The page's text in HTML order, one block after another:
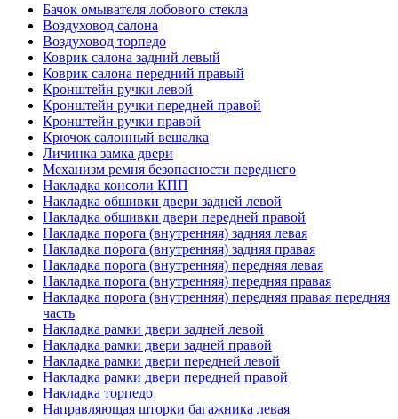
Бачок омывателя лобового стекла
Воздуховод салона
Воздуховод торпедо
Коврик салона задний левый
Коврик салона передний правый
Кронштейн ручки левой
Кронштейн ручки передней правой
Кронштейн ручки правой
Крючок салонный вешалка
Личинка замка двери
Механизм ремня безопасности переднего
Накладка консоли КПП
Накладка обшивки двери задней левой
Накладка обшивки двери передней правой
Накладка порога (внутренняя) задняя левая
Накладка порога (внутренняя) задняя правая
Накладка порога (внутренняя) передняя левая
Накладка порога (внутренняя) передняя правая
Накладка порога (внутренняя) передняя правая передняя
часть
Накладка рамки двери задней левой
Накладка рамки двери задней правой
Накладка рамки двери передней левой
Накладка рамки двери передней правой
Накладка торпедо
Направляющая шторки багажника левая